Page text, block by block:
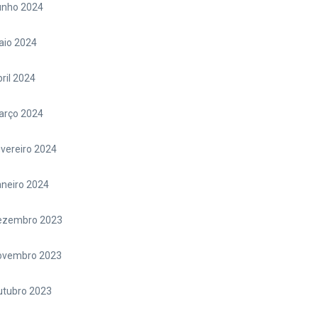
2024
2024
2024
2024
2024
2024
2023
2023
2023